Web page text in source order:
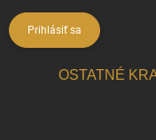
Prihlásiť sa
OSTATNÉ